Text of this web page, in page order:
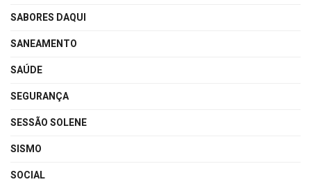
SABORES DAQUI
SANEAMENTO
SAÚDE
SEGURANÇA
SESSÃO SOLENE
SISMO
SOCIAL